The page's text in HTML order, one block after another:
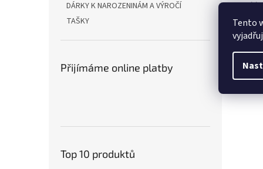
Tento
DÁRKY K NAROZENINÁM A VÝROČÍ
TAŠKY
Přijímáme online platby
Top 10 produktů
Bílý